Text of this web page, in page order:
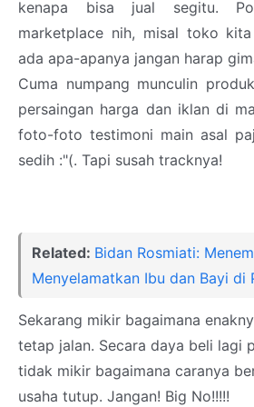
kenapa bisa jual segitu.
marketplace nih, misal toko
ada apa-apanya jangan harap
Cuma numpang munculin
persaingan harga dan iklan di
foto-foto testimoni main asal
sedih :"(. Tapi susah tracknya!
Related: Bidan Rosmiati:
Menyelamatkan Ibu dan Bayi di
Sekarang mikir bagaimana
tetap jalan. Secara daya beli lagi
tidak mikir bagaimana caranya
usaha tutup. Jangan! Big No!!!!!